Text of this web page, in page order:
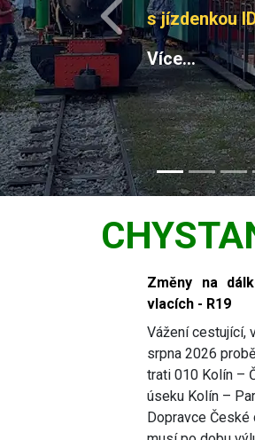
s jízdenkou
Více...
Previous
Slide 1 of 4
Změny na
vlacích - R19
Vážení cestující,
srpna 2026
trati 010 Kolín –
úseku Kolín –
Dopravce České